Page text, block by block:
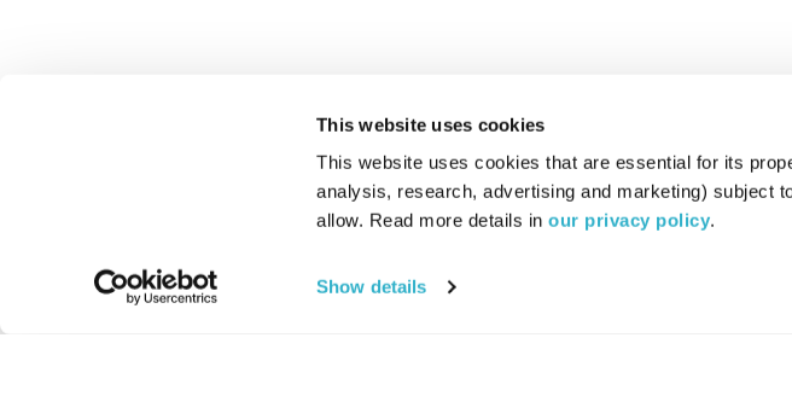
This website uses cookies
This website uses cookies that are essential for its
analysis, research, advertising and marketing) subject
allow. Read more details in our privacy policy.
Show details